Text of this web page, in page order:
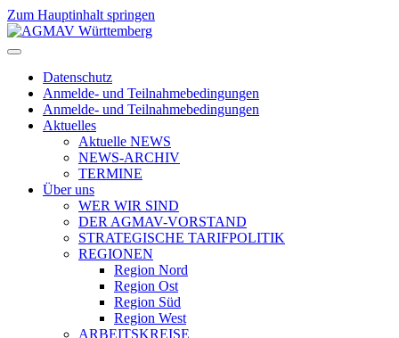
Zum Hauptinhalt springen
Datenschutz
Anmelde- und Teilnahmebedingungen
Anmelde- und Teilnahmebedingungen
Aktuelles
Aktuelle NEWS
NEWS-ARCHIV
TERMINE
Über uns
WER WIR SIND
DER AGMAV-VORSTAND
STRATEGISCHE TARIFPOLITIK
REGIONEN
Region Nord
Region Ost
Region Süd
Region West
ARBEITSKREISE